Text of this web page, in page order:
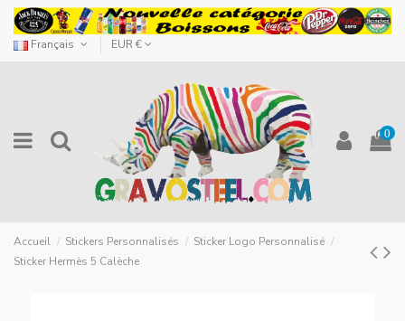
Français EUR €
0
Accueil Stickers Personnalisés
Sticker Logo Personnalisé
Sticker Hermès 5 Calèche